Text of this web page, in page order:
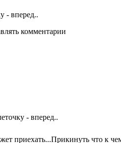
- вперед..
комментарии
- вперед..
приехать...Прикинуть что к